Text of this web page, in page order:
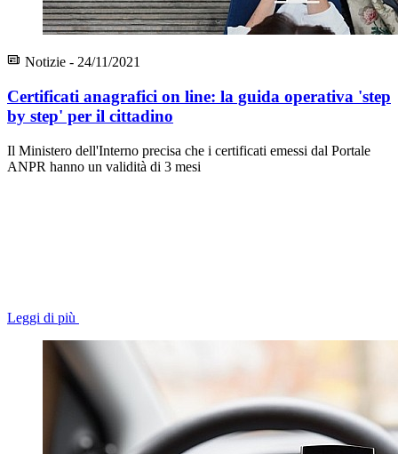
Notizie - 24/11/2021
Certificati anagrafici on line: la guida operativa 'step
by step' per il cittadino
Il Ministero dell'Interno precisa che i certificati emessi dal Portale
ANPR hanno un validità di 3 mesi
Leggi di più